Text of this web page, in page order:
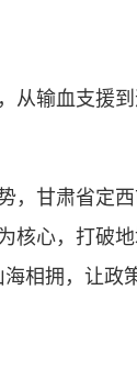
输血支援到
甘肃省定
核心，打破
相拥，让政